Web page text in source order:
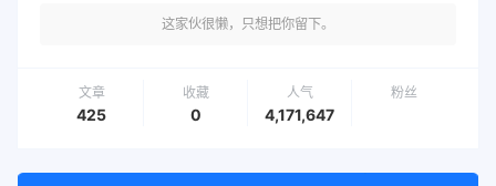
这家伙很懒，只想把你留下。
文章
425
收藏
0
人气
4,171,647
粉丝